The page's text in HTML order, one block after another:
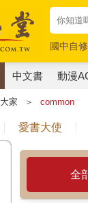
國中自
唯紅花
中文書 動漫
大家 ＞ common
愛書大使
全